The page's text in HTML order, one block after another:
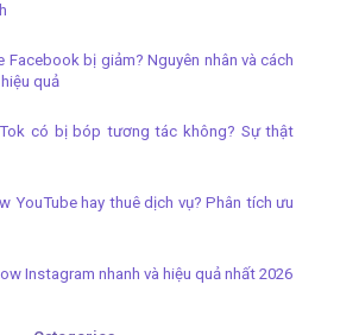
Facebook bị giảm? Nguyên nhân và cách
quả
có bị bóp tương tác không? Sự thật
YouTube hay thuê dịch vụ? Phân tích ưu
Instagram nhanh và hiệu quả nhất 2026